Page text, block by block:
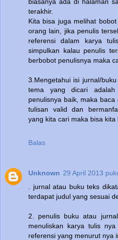
terakhir.
Kita bisa juga melihat
orang lain, jika penulis
referensi dalam karya
simpulkan kalau penulis
berbobot penulisnya maka
3.Mengetahui isi jurnal/
tema yang dicari adalah
penulisnya baik, maka
tulisan valid dan
yang kita cari maka bisa kita
Balas
Unknown 29 April 2013
. jurnal atau buku teks
terdapat judul yang sesuai
2. penulis buku atau
menuliskan karya tulis
referensi yang menurut nya